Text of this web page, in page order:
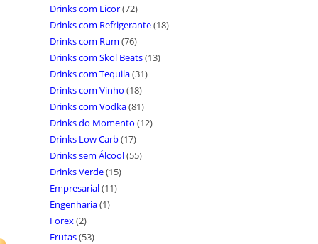
Drinks com Licor(72)
Drinks com Refrigerante(18)
Drinks com Rum (76)
Drinks com Skol Beats(13)
Drinks com Tequila(31)
Drinks com Vinho (18)
Drinks com Vodka(81)
Drinks do Momento (12)
Drinks Low Carb(17)
Drinks sem Álcool(55)
Drinks Verde(15)
Empresarial(11)
Engenharia(1)
Forex(2)
Frutas(53)